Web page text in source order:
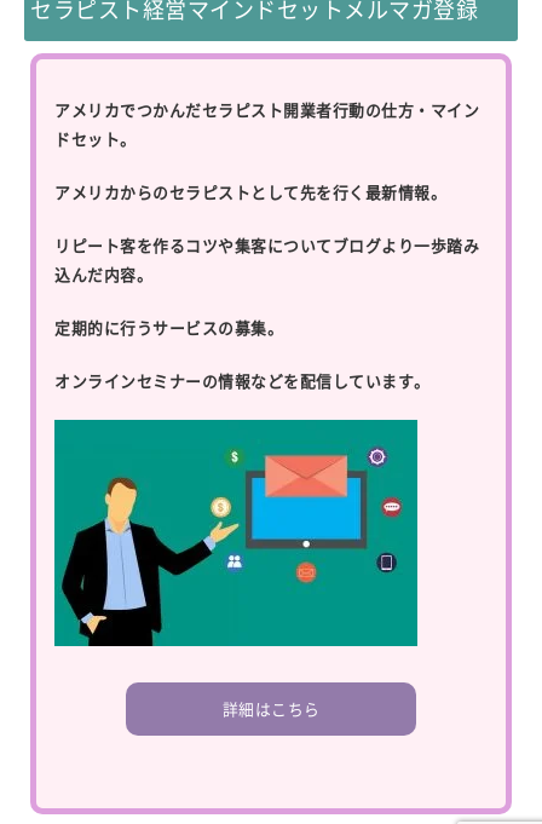
セラピスト経営マインドセットメルマガ登録
アメリカでつかんだセラピスト開業者行動の仕方・マイン
ドセット。
アメリカからのセラピストとして先を行く最新情報。
リピート客を作るコツや集客についてブログより一歩踏み
込んだ内容。
定期的に行うサービスの募集。
オンラインセミナーの情報などを配信しています。
詳細はこちら